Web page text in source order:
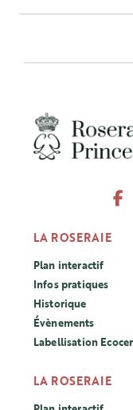
LA ROSERAIE
Plan interactif
Infos pratiques
Historique
Évènements
Labellisation
LA ROSERAIE